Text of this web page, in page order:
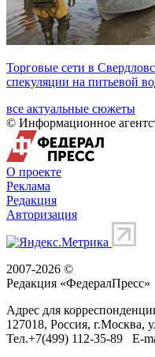
Торговые сети в
спекуляции на питьевой
все актуальные сюжеты
© Информационное
О проекте
Реклама
Редакция
Авторизация
2007-2026 ©
Редакция «ФедералПресс»
Адрес для
127018, Россия, г.Москва,
Тел.+7(499) 112-35-89 E-